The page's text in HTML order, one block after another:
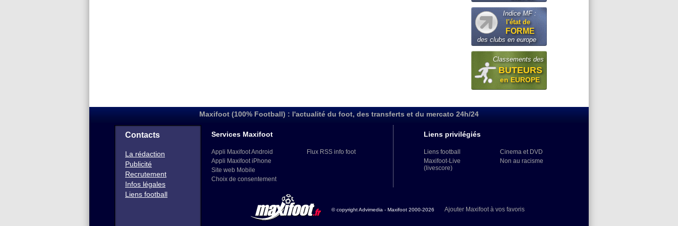
Indice MF :
l'état de
FORME
des clubs en europe
Classements des
BUTEURS
en EUROPE
Maxifoot (100% Football) : l'actualité du foot, des transferts et du mercato 24h/24
Contacts
La rédaction
Publicité
Recrutement
Infos légales
Liens football
Services Maxifoot
Appli Maxifoot Android
Appli Maxifoot iPhone
Site web Mobile
Choix de consentement
Flux RSS info foot
Liens privilégiés
Liens football
Maxifoot-Live
(livescore)
Cinema et DVD
Non au racisme
© copyright Advimedia - Maxifoot 2000-2026 Ajouter Maxifoot à vos favoris